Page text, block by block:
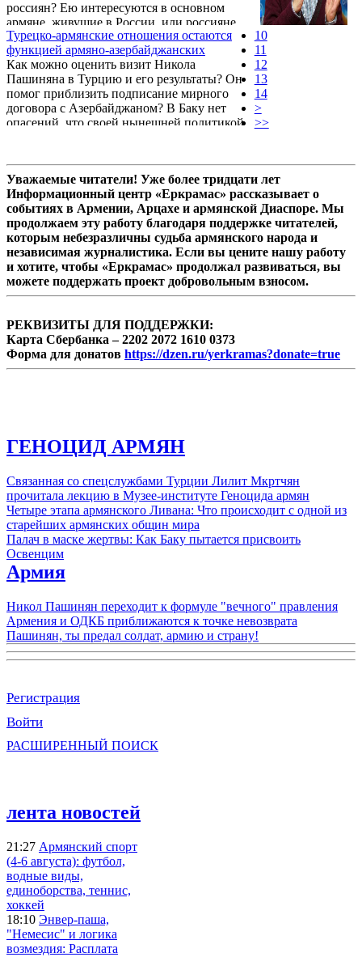
подчёркивая важность правопорядка и
уважения к традиционным институтам,
включая Армянскую Апостольскую
Церковь. В интервью VERELQ российский
политолог ...
россиян? Ею интересуются в основном
армяне, живущие в России, или россияне
других национальностей тоже проявляют
интерес? Не влияют ли последние процессы
в Армении и в регионе, а также
определенный кризис в армяно-российских
отношениях на интерес россиян к
Армении? На эти и другие вопросы ИАЦ
VERELQ ответил директор Америабанка
Турецко-армянские отношения остаются
функцией армяно-азербайджанских
Как можно оценить визит Никола
Пашиняна в Турцию и его результаты? Он
помог приблизить подписание мирного
договора с Азербайджаном? В Баку нет
опасений, что своей нынешней политикой
другие вопросы ИАЦ VERELQ ответил
директор Института Кавказа Александр
Искандарян.
10
11
12
13
14
>
>>
Уважаемые читатели! Уже более тридцати лет
Информационный центр «Еркрамас» рассказывает о
событиях в Армении, Арцахе и армянской Диаспоре. Мы
продолжаем эту работу благодаря поддержке читателей,
которым небезразличны судьба армянского народа и
независимая журналистика. Если вы цените нашу работу
и хотите, чтобы «Еркрамас» продолжал развиваться, вы
можете поддержать проект добровольным взносом.
РЕКВИЗИТЫ ДЛЯ ПОДДЕРЖКИ:
Карта Сбербанка – 2202 2072 1610 0373
Форма для донатов https://dzen.ru/yerkramas?donate=true
ГЕНОЦИД АРМЯН
Связанная со спецслужбами Турции Лилит Мкртчян
прочитала лекцию в Музее-институте Геноцида армян
Четыре этапа армянского Ливана: Что происходит с одной из
старейших армянских общин мира
Палач в маске жертвы: Как Баку пытается присвоить
Освенцим
Армия
Никол Пашинян переходит к формуле "вечного" правления
Армения и ОДКБ приближаются к точке невозврата
Пашинян, ты предал солдат, армию и страну!
Регистрация
Войти
РАСШИРЕННЫЙ ПОИСК
лента новостей
21:27 Армянский спорт
(4-6 августа): футбол,
водные виды,
единоборства, теннис,
хоккей
18:10 Энвер-паша,
"Немесис" и логика
возмездия: Расплата